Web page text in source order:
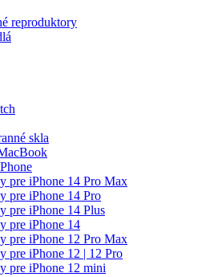
reproduktory
skla
pre iPhone 14 Pro Max
pre iPhone 14 Pro
pre iPhone 14 Plus
pre iPhone 14
pre iPhone 12 Pro Max
pre iPhone 12 | 12 Pro
pre iPhone 12 mini